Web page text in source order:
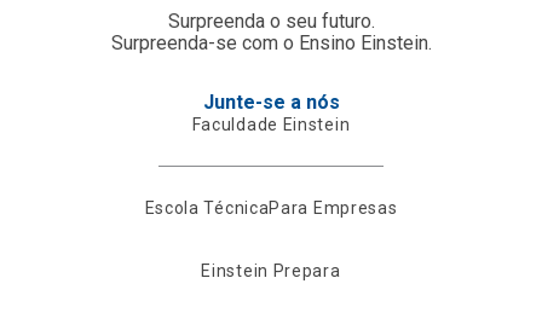
Surpreenda o seu futuro.
Surpreenda-se com o Ensino Einstein.
Junte-se a nós
Faculdade Einstein
Escola TécnicaPara Empresas
Einstein Prepara